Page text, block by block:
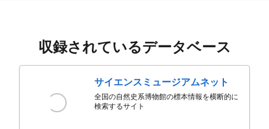
収録されているデータベース
サイエンスミュージアムネット
全国の自然史系博物館の標本情報を横断的に
検索するサイト